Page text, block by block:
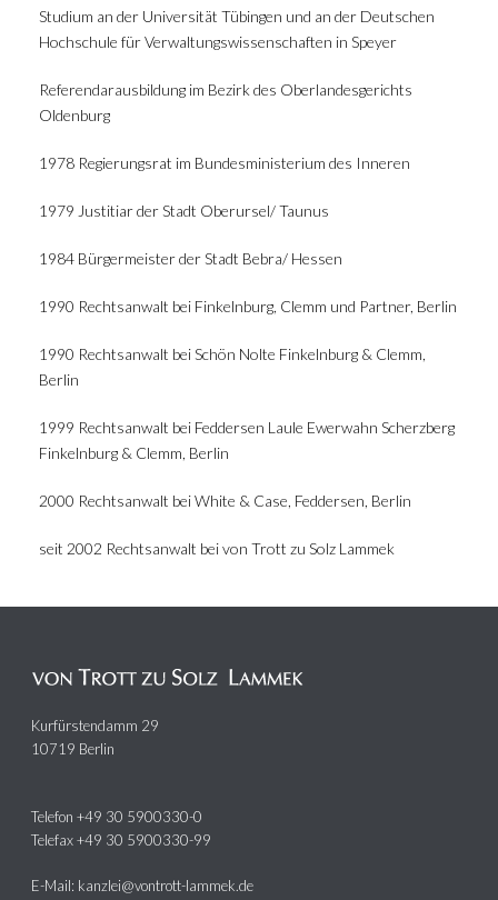
Studium an der Universität Tübingen und an der Deutschen
Hochschule für Verwaltungswissenschaften in Speyer
Referendarausbildung im Bezirk des Oberlandesgerichts
Oldenburg
1978 Regierungsrat im Bundesministerium des Inneren
1979 Justitiar der Stadt Oberursel/ Taunus
1984 Bürgermeister der Stadt Bebra/ Hessen
1990 Rechtsanwalt bei Finkelnburg, Clemm und Partner, Berlin
1990 Rechtsanwalt bei Schön Nolte Finkelnburg & Clemm,
Berlin
1999 Rechtsanwalt bei Feddersen Laule Ewerwahn Scherzberg
Finkelnburg & Clemm, Berlin
2000 Rechtsanwalt bei White & Case, Feddersen, Berlin
seit 2002 Rechtsanwalt bei von Trott zu Solz Lammek
Kurfürstendamm 29
10719 Berlin
Telefon +49 30 5900330-0
Telefax +49 30 5900330-99
E-Mail: kanzlei@vontrott-lammek.de